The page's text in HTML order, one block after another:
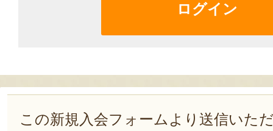
ログイン
この新規入会フォームより送信いた